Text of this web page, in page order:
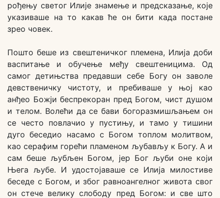
рођењу светог Илије знамење и предсказање, које
указиваше на то какав ће он бити када постане
зрео човек.
Пошто беше из свештеничког племена, Илија доби
васпитање и обучење међу свештеницима. Од
самог детињства предавши себе Богу он заволе
девственичку чистоту, и пребиваше у њој као
анђео Божји беспрекоран пред Богом, чист душом
и телом. Волећи да се бави богоразмишљањем он
се често повлачио у пустињу, и тамо у тишини
дуго беседио насамо с Богом топлом молитвом,
као серафим горећи пламеном љубављу к Богу. А и
сам беше љубљен Богом, јер Бог љуби оне који
Њега љубе. И удостојаваше се Илија милостиве
беседе с Богом, и због равноангелног живота свог
он стече велику слободу пред Богом: и све што